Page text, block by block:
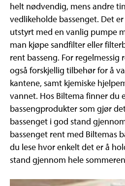
helt nødvendig, mens andre
vedlikeholde bassenget. Det
utstyrt med en vanlig pumpe
man kjøpe sandfilter eller
rent basseng. For
også forskjellig tilbehør for å
kantene, samt kjemiske
vannet. Hos Biltema finner du
bassengprodukter som gjør
bassenget i god stand
bassenget rent med Biltemas
du lese hvor enkelt det er å
stand gjennom hele